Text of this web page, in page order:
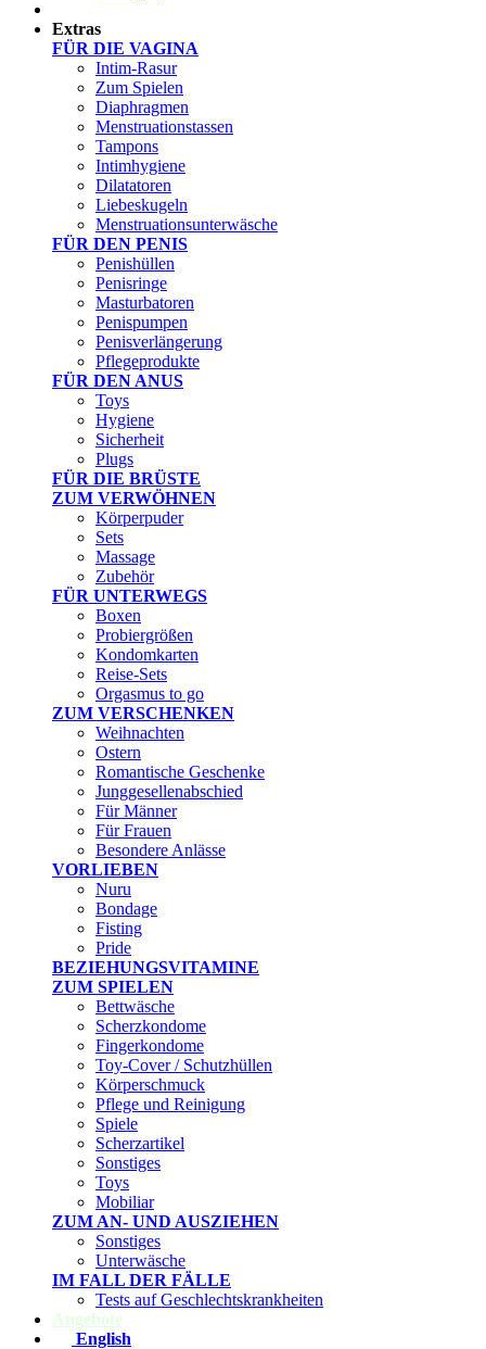
Extras
FÜR DIE VAGINA
Intim-Rasur
Zum Spielen
Diaphragmen
Menstruationstassen
Tampons
Intimhygiene
Dilatatoren
Liebeskugeln
Menstruationsunterwäsche
FÜR DEN PENIS
Penishüllen
Penisringe
Masturbatoren
Penispumpen
Penisverlängerung
Pflegeprodukte
FÜR DEN ANUS
Toys
Hygiene
Sicherheit
Plugs
FÜR DIE BRÜSTE
ZUM VERWÖHNEN
Körperpuder
Sets
Massage
Zubehör
FÜR UNTERWEGS
Boxen
Probiergrößen
Kondomkarten
Reise-Sets
Orgasmus to go
ZUM VERSCHENKEN
Weihnachten
Ostern
Romantische Geschenke
Junggesellenabschied
Für Männer
Für Frauen
Besondere Anlässe
VORLIEBEN
Nuru
Bondage
Fisting
Pride
BEZIEHUNGSVITAMINE
ZUM SPIELEN
Bettwäsche
Scherzkondome
Fingerkondome
Toy-Cover / Schutzhüllen
Körperschmuck
Pflege und Reinigung
Spiele
Scherzartikel
Sonstiges
Toys
Mobiliar
ZUM AN- UND AUSZIEHEN
Sonstiges
Unterwäsche
IM FALL DER FÄLLE
Tests auf Geschlechtskrankheiten
Angebote
English